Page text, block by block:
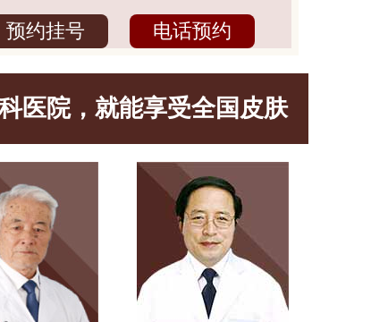
预约挂号 电话预约
医院，就能享受全国皮肤
医的服务